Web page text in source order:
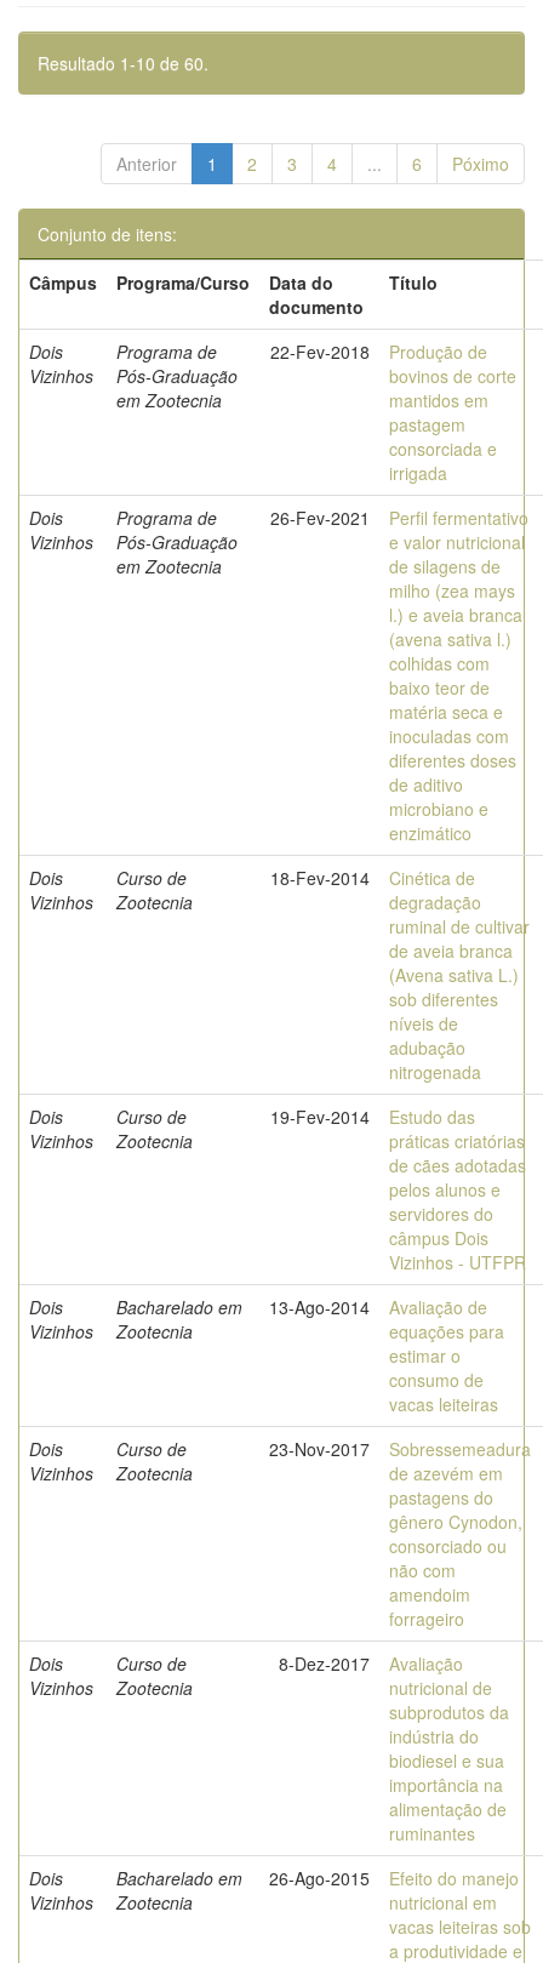
Resultado 1-10 de 60.
Anterior 1 2 3 4 ... 6 Póximo
Conjunto de itens:
Câmpus
Programa/Curso
Data do
documento
Título
Dois
Vizinhos
Programa de
Pós-Graduação
em Zootecnia
22-Fev-2018
Produção de
bovinos de corte
mantidos em
pastagem
consorciada e
irrigada
Dois
Vizinhos
Programa de
Pós-Graduação
em Zootecnia
26-Fev-2021
Perfil fermentativo
e valor nutricional
de silagens de
milho (zea mays
l.) e aveia branca
(avena sativa l.)
colhidas com
baixo teor de
matéria seca e
inoculadas com
diferentes doses
de aditivo
microbiano e
enzimático
Dois
Vizinhos
Curso de
Zootecnia
18-Fev-2014
Cinética de
degradação
ruminal de cultivar
de aveia branca
(Avena sativa L.)
sob diferentes
níveis de
adubação
nitrogenada
Dois
Vizinhos
Curso de
Zootecnia
19-Fev-2014
Estudo das
práticas criatórias
de cães adotadas
pelos alunos e
servidores do
câmpus Dois
Vizinhos - UTFPR
Dois
Vizinhos
Bacharelado em
Zootecnia
13-Ago-2014
Avaliação de
equações para
estimar o
consumo de
vacas leiteiras
Dois
Vizinhos
Curso de
Zootecnia
23-Nov-2017
Sobressemeadura
de azevém em
pastagens do
gênero Cynodon,
consorciado ou
não com
amendoim
forrageiro
Dois
Vizinhos
Curso de
Zootecnia
8-Dez-2017
Avaliação
nutricional de
subprodutos da
indústria do
biodiesel e sua
importância na
alimentação de
ruminantes
Dois
Vizinhos
Bacharelado em
Zootecnia
26-Ago-2015
Efeito do manejo
nutricional em
vacas leiteiras sob
a produtividade e